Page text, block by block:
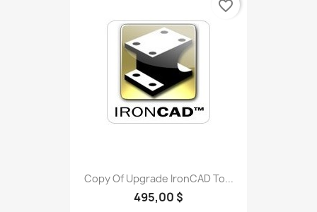
Copy Of Upgrade IronCAD To...
495,00 $
favorite_border